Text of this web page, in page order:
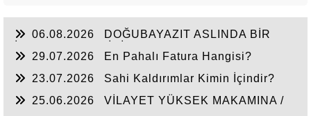
06.08.2026
DOĞUBAYAZIT ASLINDA BİR
29.07.2026
En Pahalı Fatura Hangisi?
23.07.2026
Sahi Kaldırımlar Kimin İçindir?
25.06.2026
VİLAYET YÜKSEK MAKAMINA /